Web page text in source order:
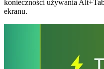
konieczności używania
ekranu.